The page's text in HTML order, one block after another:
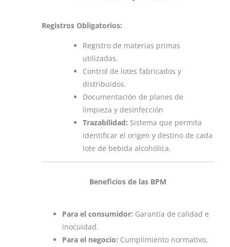
Registros Obligatorios:
Registro de materias primas
utilizadas.
Control de lotes fabricados y
distribuidos.
Documentación de planes de
limpieza y desinfección
Trazabilidad: Sistema que permita
identificar el origen y destino de cada
lote de bebida alcohólica.
Beneficios de las BPM
Para el consumidor: Garantía de calidad e
inocuidad.
Para el negocio: Cumplimiento normativo,